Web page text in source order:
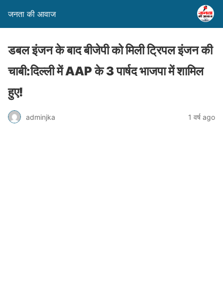
जनता की आवाज
डबल इंजन के बाद बीजेपी को मिली ट्रिपल इंजन की
चाबी:दिल्ली में AAP के 3 पार्षद भाजपा में शामिल
हुए!
adminjka 1 वर्ष ago